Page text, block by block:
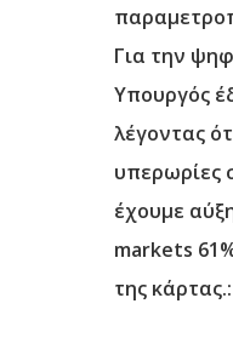
Για την
Υπουργός
λέγοντας
υπερωρίες
έχουμε
markets
της κάρτας.: